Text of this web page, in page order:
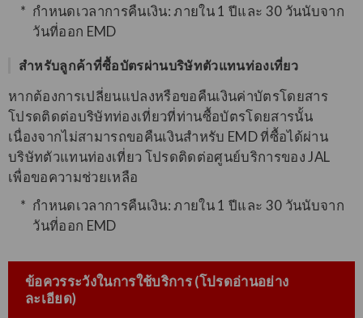
กำหนดเวลาการคืนเงิน: ภายใน 1 ปีและ 30 วันนับจาก
วันที่ออก EMD
สำหรับลูกค้าที่ซื้อบัตรผ่านบริษัทตัวแทนท่องเที่ยว
หากต้องการเปลี่ยนแปลงหรือขอคืนเงินค่าบัตรโดยสาร
โปรดติดต่อบริษัทท่องเที่ยวที่ท่านซื้อบัตรโดยสารนั้น
เนื่องจากไม่สามารถขอคืนเงินสำหรับ EMD ที่ซื้อได้ผ่าน
บริษัทตัวแทนท่องเที่ยว โปรดติดต่อศูนย์บริการของ JAL
เพื่อขอความช่วยเหลือ
กำหนดเวลาการคืนเงิน: ภายใน 1 ปีและ 30 วันนับจาก
วันที่ออก EMD
ข้อควรระวังในการใช้บริการ (โปรดอ่านอย่าง
ละเอียด)